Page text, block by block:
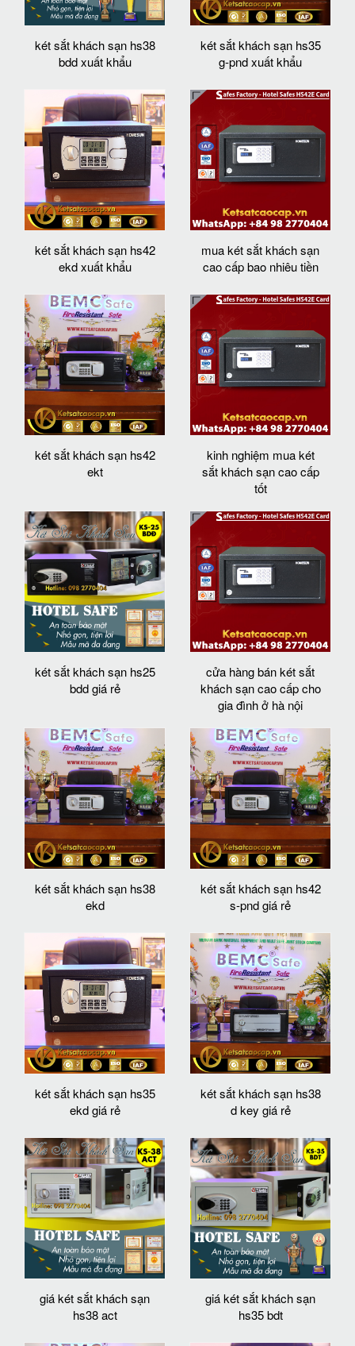
két sắt khách sạn hs38
bdd xuất khẩu
két sắt khách sạn hs35
g-pnd xuất khẩu
két sắt khách sạn hs42
ekd xuất khẩu
mua két sắt khách sạn
cao cấp bao nhiêu tiền
két sắt khách sạn hs42
ekt
kinh nghiệm mua két
sắt khách sạn cao cấp
tốt
két sắt khách sạn hs25
bdd giá rẻ
cửa hàng bán két sắt
khách sạn cao cấp cho
gia đình ở hà nội
két sắt khách sạn hs38
ekd
két sắt khách sạn hs42
s-pnd giá rẻ
két sắt khách sạn hs35
ekd giá rẻ
két sắt khách sạn hs38
d key giá rẻ
giá két sắt khách sạn
hs38 act
giá két sắt khách sạn
hs35 bdt